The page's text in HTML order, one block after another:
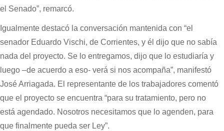
el Senado”, remarcó.
Igualmente destacó la conversación mantenida con “el
senador Eduardo Vischi, de Corrientes, y él dijo que no sabía
nada del proyecto. Se lo entregamos, dijo que lo estudiaría y
luego –de acuerdo a eso- verá si nos acompaña”, manifestó
José Arriagada. El representante de los trabajadores comentó
que el proyecto se encuentra “para su tratamiento, pero no
está agendado. Nosotros necesitamos que lo agenden, para
que finalmente pueda ser Ley”.